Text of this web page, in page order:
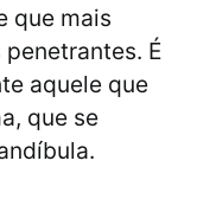
que mais
É
aquele que
que se